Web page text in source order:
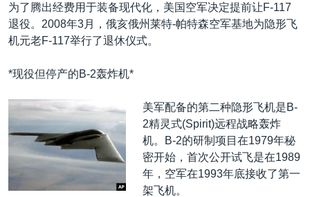
为了腾出经费用于装备现代化，美国空军决定提前让F-117
退役。2008年3月，俄亥俄州莱特-帕特森空军基地为隐形飞
机元老F-117举行了退休仪式。
*现役但停产的B-2轰炸机*
美军配备的第二种隐形飞机是B-
2精灵式(Spirit)远程战略轰炸
机。B-2的研制项目在1979年秘
密开始，首次公开试飞是在1989
年，空军在1993年底接收了第一
架飞机。